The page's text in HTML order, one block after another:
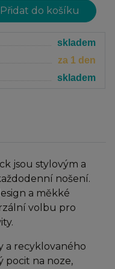
skladem
za 1 den
skladem
jsou stylovým a
nošení.
a měkké
volbu pro
a recyklovaného
pocit na noze,